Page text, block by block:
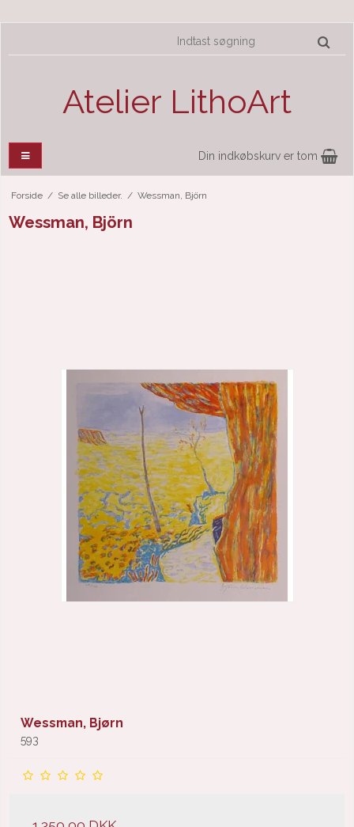
Atelier LithoArt
Din indkøbskurv er tom
Forside / Se alle billeder. / Wessman, Björn
Wessman, Björn
Wessman, Bjørn
593